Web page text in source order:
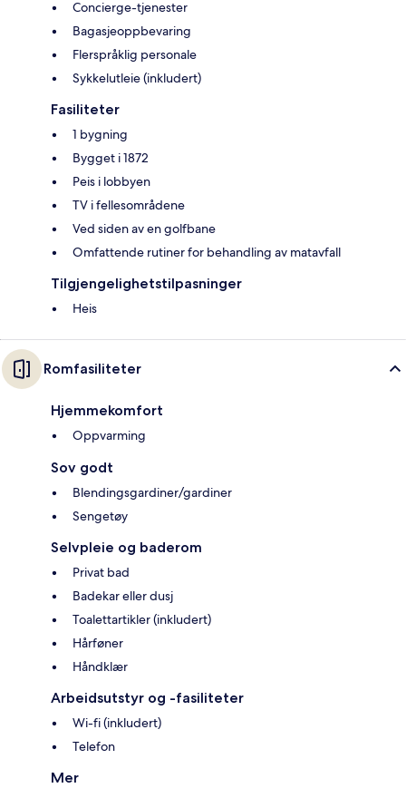
Concierge-tjenester
Bagasjeoppbevaring
Flerspråklig personale
Sykkelutleie (inkludert)
Fasiliteter
1 bygning
Bygget i 1872
Peis i lobbyen
TV i fellesområdene
Ved siden av en golfbane
Omfattende rutiner for behandling av matavfall
Tilgjengelighetstilpasninger
Heis
Romfasiliteter
Hjemmekomfort
Oppvarming
Sov godt
Blendingsgardiner/gardiner
Sengetøy
Selvpleie og baderom
Privat bad
Badekar eller dusj
Toalettartikler (inkludert)
Hårføner
Håndklær
Arbeidsutstyr og -fasiliteter
Wi-fi (inkludert)
Telefon
Mer